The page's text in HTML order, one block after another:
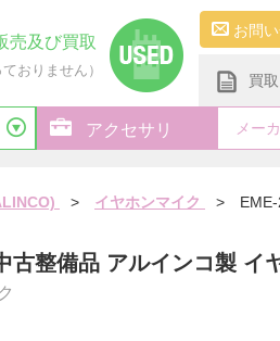
売及び買取
おりません）
お問
買
アクセサリ メー
> イヤホンマイク >
古整備品 アルインコ製 イ